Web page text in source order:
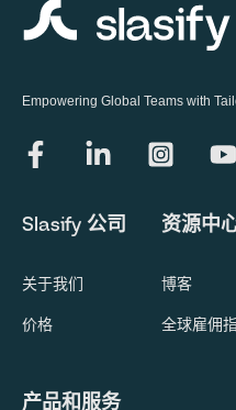
Empowering Global Teams with
Slasify 公司
关于我们
价格
资源中
博客
全球雇佣
产品和服务